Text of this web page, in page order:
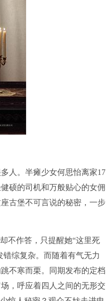
人。半瘫少女何思怡离家17
硕的司机和万般贴心的女佣
古堡不可言说的秘密，一步
不作答，只提醒她“这里死
综复杂。而随着有气无力
不寒而栗。同期发布的定档
，呼应着四人之间的无形交